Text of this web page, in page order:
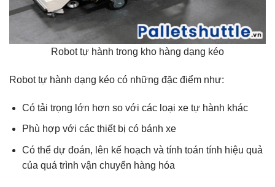
Robot tự hành trong kho hàng dạng kéo
Robot tự hành dạng kéo có những đặc điểm như:
Có tải trọng lớn hơn so với các loại xe tự hành khác
Phù hợp với các thiết bị có bánh xe
Có thể dự đoán, lên kế hoạch và tính toán tính hiệu quả
của quá trình vận chuyển hàng hóa